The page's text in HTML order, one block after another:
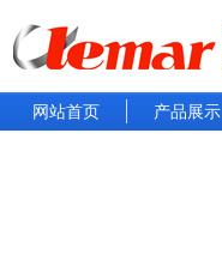
网站首页 产品展示